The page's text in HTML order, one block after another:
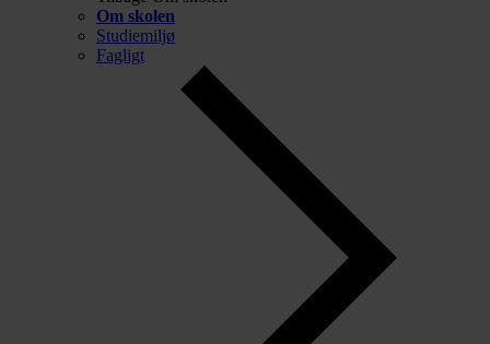
Om skolen
Studiemiljø
Fagligt